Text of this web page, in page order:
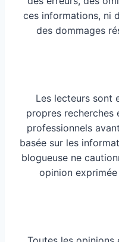
ces informations, ni
des dommages
Les lecteurs sont
propres recherches
professionnels
basée sur les
blogueuse ne
opinion